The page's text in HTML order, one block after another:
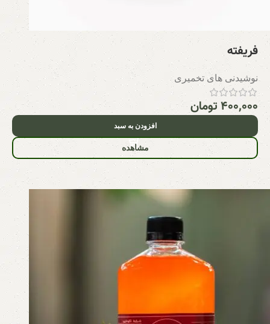
فریفته
نوشیدنی های تخمیری
۴۰۰,۰۰۰تومان
افزودن به سبد
مشاهده